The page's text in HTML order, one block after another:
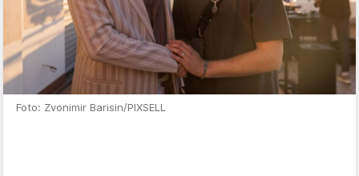
Foto: Zvonimir Barisin/PIXSELL